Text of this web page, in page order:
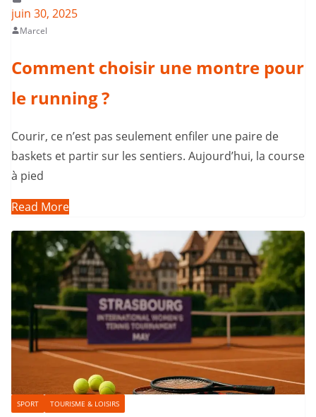
juin 30, 2025
Marcel
Comment choisir une montre pour
le running ?
Courir, ce n’est pas seulement enfiler une paire de
baskets et partir sur les sentiers. Aujourd’hui, la course
à pied
Read More
SPORT TOURISME & LOISIRS